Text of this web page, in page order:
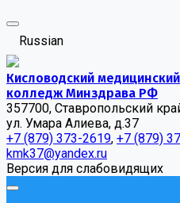
Russian
Кисловодский медицинский
колледж Минздрава РФ
357700, Ставропольский
ул. Умара Алиева, д.37
+7 (879) 373-2619, +7 (879)
kmk37@yandex.ru
Версия для слабовидящих